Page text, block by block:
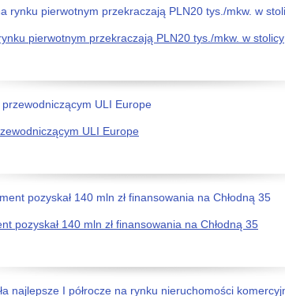
pierwotnym przekraczają PLN20 tys./mkw. w stolicy
ULI Europe
pozyskał 140 mln zł finansowania na Chłodną 35